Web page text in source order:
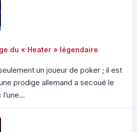
du « Heater » légendaire
un joueur de poker ; il est
prodige allemand a secoué le